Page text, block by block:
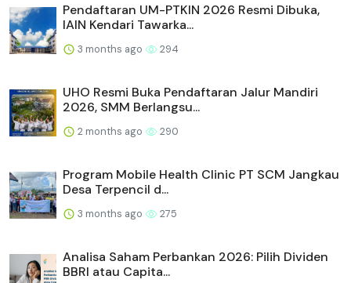
Pendaftaran UM-PTKIN 2026 Resmi Dibuka,
IAIN Kendari Tawarka...
3 months ago 294
UHO Resmi Buka Pendaftaran Jalur Mandiri
2026, SMM Berlangsu...
2 months ago 290
Program Mobile Health Clinic PT SCM Jangkau
Desa Terpencil d...
3 months ago 275
Analisa Saham Perbankan 2026: Pilih Dividen
BBRI atau Capita...